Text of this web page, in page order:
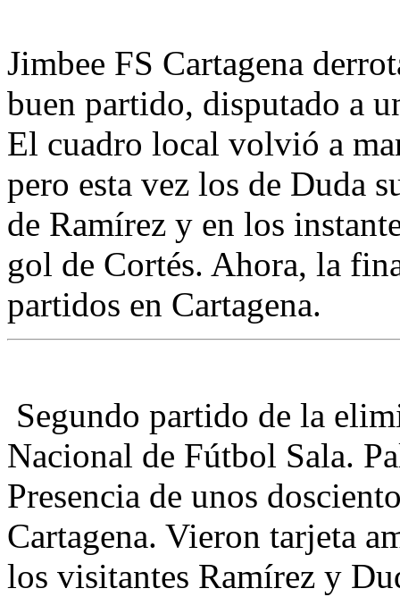
Jimbee FS Cartagena
buen partido, disputado a
El cuadro local volvió a
pero esta vez los de Duda
de Ramírez y en los
gol de Cortés. Ahora, la
partidos en Cartagena.
Segundo partido de la
Nacional de Fútbol Sala.
Presencia de unos
Cartagena. Vieron tarjeta
los visitantes Ramírez y